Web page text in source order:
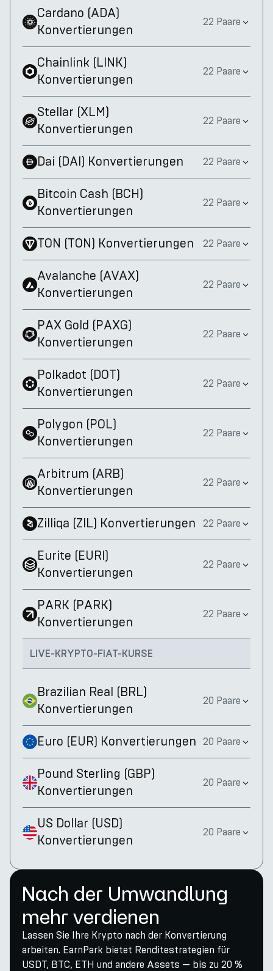
Cardano (ADA)
Konvertierungen
22 Paare
Chainlink (LINK)
Konvertierungen
22 Paare
Stellar (XLM)
Konvertierungen
22 Paare
Dai (DAI) Konvertierungen 22 Paare
Bitcoin Cash (BCH)
Konvertierungen
22 Paare
TON (TON) Konvertierungen 22 Paare
Avalanche (AVAX)
Konvertierungen
22 Paare
PAX Gold (PAXG)
Konvertierungen
22 Paare
Polkadot (DOT)
Konvertierungen
22 Paare
Polygon (POL)
Konvertierungen
22 Paare
Arbitrum (ARB)
Konvertierungen
22 Paare
Zilliqa (ZIL) Konvertierungen 22 Paare
Eurite (EURI)
Konvertierungen
22 Paare
PARK (PARK)
Konvertierungen
22 Paare
LIVE-KRYPTO-FIAT-KURSE
Brazilian Real (BRL)
Konvertierungen
20 Paare
Euro (EUR) Konvertierungen 20 Paare
Pound Sterling (GBP)
Konvertierungen
20 Paare
US Dollar (USD)
Konvertierungen
20 Paare
Nach der Umwandlung
mehr verdienen
Lassen Sie Ihre Krypto nach der Konvertierung
arbeiten. EarnPark bietet Renditestrategien für
USDT, BTC, ETH und andere Assets — bis zu 20 %